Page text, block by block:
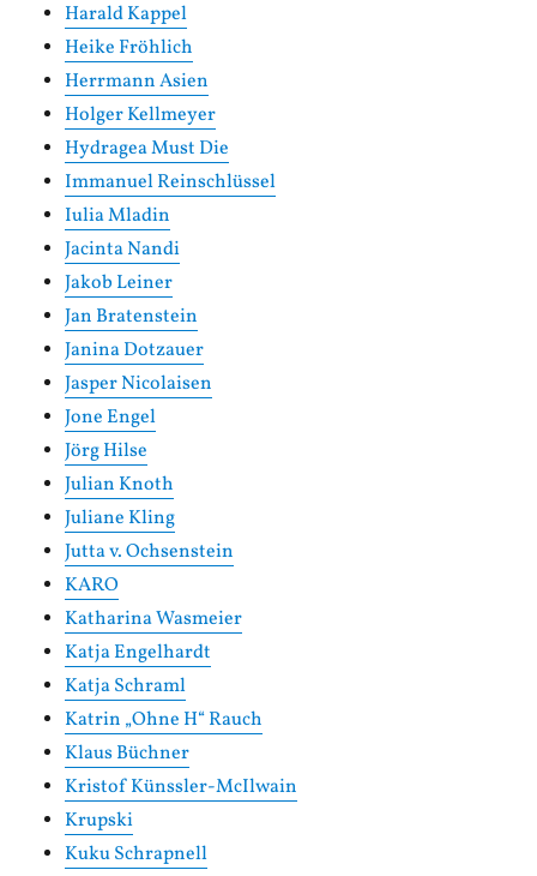
Harald Kappel
Heike Fröhlich
Herrmann Asien
Holger Kellmeyer
Hydragea Must Die
Immanuel Reinschlüssel
Iulia Mladin
Jacinta Nandi
Jakob Leiner
Jan Bratenstein
Janina Dotzauer
Jasper Nicolaisen
Jone Engel
Jörg Hilse
Julian Knoth
Juliane Kling
Jutta v. Ochsenstein
KARO
Katharina Wasmeier
Katja Engelhardt
Katja Schraml
Katrin „Ohne H“ Rauch
Klaus Büchner
Kristof Künssler-McIlwain
Krupski
Kuku Schrapnell